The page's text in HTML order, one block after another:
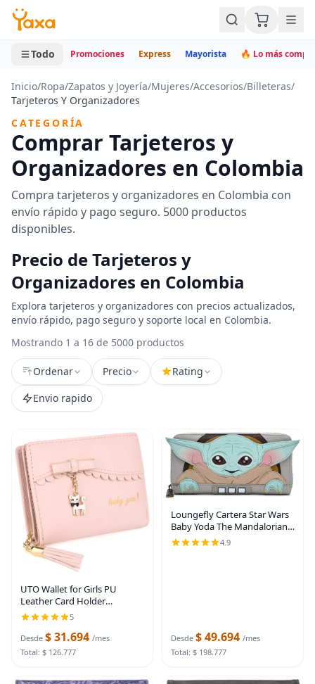
MINI CARRITO
0 productos
Todo Promociones Express Mayorista 🔥 Lo más
Inicio/Ropa/Zapatos y Joyería/Mujeres/Accesorios/Billeteras/
Tarjeteros Y Organizadores
CATEGORÍA
Comprar Tarjeteros y
Organizadores en Colombia
Compra tarjeteros y organizadores en Colombia con
envío rápido y pago seguro. 5000 productos
disponibles.
Precio de Tarjeteros y
Organizadores en Colombia
Explora tarjeteros y organizadores con precios actualizados,
envío rápido, pago seguro y soporte local en Colombia.
Mostrando 1 a 16 de 5000 productos
Ordenar Precio
Rating
Envio rapido
UTO Wallet for Girls PU
Leather Card Holder
Organizer Women Small Cute
Coin Purse Orange
5
Desde $ 31.694 /mes
Total: $ 126.777
Loungefly Cartera Star Wars
Baby Yoda The Mandalorian,
Multi, Cartera con cremallera
4.9
Desde $ 49.694 /mes
Total: $ 198.777